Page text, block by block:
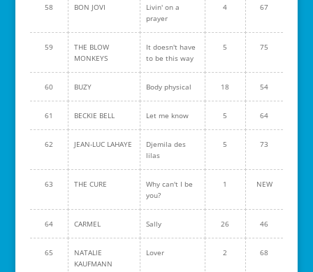
58 BON JOVI
Livin' on a
prayer
4 67
59
THE BLOW
MONKEYS
It doesn't have
to be this way
5 75
60 BUZY Body physical 18 54
61 BECKIE BELL Let me know 5 64
62 JEAN-LUC LAHAYE
Djemila des
lilas
5 73
63 THE CURE
Why can't I be
you?
1 NEW
64 CARMEL Sally 26 46
65
NATALIE
KAUFMANN
Lover 2 68